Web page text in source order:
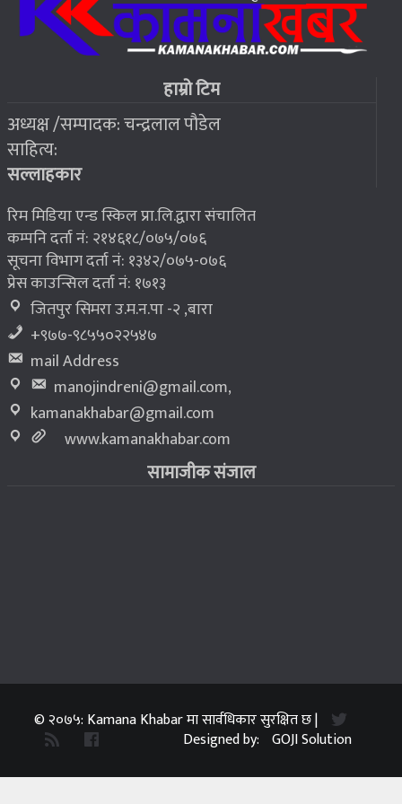
२०७६ बैशाख १३, शुक्रबार
फोरम सुनसरीको अध्यक्षमा खत्वे विजयी
२०७६ बैशाख १३, शुक्रबार
८ भूकम्प पीडितलाई घर निर्माण गर्न लालपुर्जा
हाम्रो टिम
अध्यक्ष /सम्पादक: चन्द्रलाल पौडेल
साहित्य:
सल्लाहकार
रिम मिडिया एन्ड स्किल प्रा.लि.द्वारा संचालित
कम्पनि दर्ता नं: २१४६१८/०७५/०७६
सूचना विभाग दर्ता नं: १३४२/०७५-०७६
प्रेस काउन्सिल दर्ता नं: १७१३
जितपुर सिमरा उ.म.न.पा -२ ,बारा
+९७७-९८५५०२२५४७
mail Address
manojindreni@gmail.com,
kamanakhabar@gmail.com
www.kamanakhabar.com
सामाजीक संजाल
© २०७५: Kamana Khabar मा सार्वधिकार सुरक्षित छ |
Designed by: GOJI Solution